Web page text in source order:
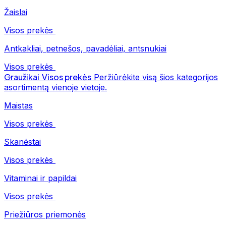
Žaislai
Visos prekės
Antkakliai, petnešos, pavadėliai, antsnukiai
Visos prekės
Graužikai Visos prekės Peržiūrėkite visą šios kategorijos
asortimentą vienoje vietoje.
Maistas
Visos prekės
Skanėstai
Visos prekės
Vitaminai ir papildai
Visos prekės
Priežiūros priemonės